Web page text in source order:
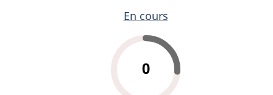
En cours
0